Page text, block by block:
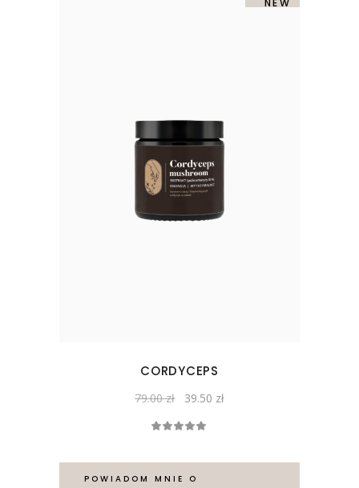
CORDYCEPS
79.00zł Pierwotna
wynosiła:
79.00 zł.
39.50 złAktualna
POWIADOM MNIE O